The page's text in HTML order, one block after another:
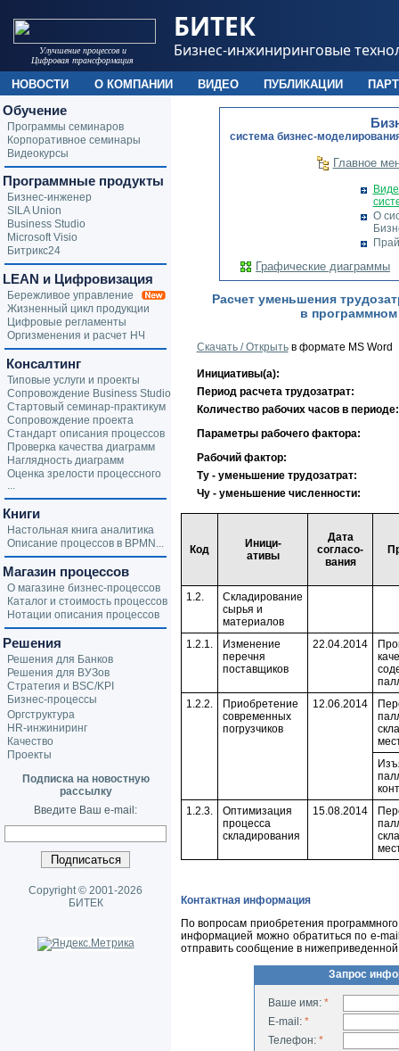
cистема бизнес-
Главное
О
Графические диаграммы
Расчет уменьшения
в
Скачать / Открытьв формате MS Word
Инициативы(а):
Период расчета трудозатрат:
Количество рабочих часов в периоде:
Параметры рабочего фактора:
Рабочий фактор:
Ту - уменьшение трудозатрат:
Чу - уменьшение численности:
Код
Иници-
ативы
Дата
согласо-
вания
1.2.
Складирование
сырья и
материалов
1.2.1.
Изменение
перечня
поставщиков
22.04.2014
1.2.2.
Приобретение
современных
погрузчиков
12.06.2014
1.2.3.
Оптимизация
процесса
складирования
15.08.2014
Контактная информация
По вопросам приобретения
информацией можно обратиться по e-
отправить сообщение в
Запрос
Ваше имя: *
E-mail: *
Телефон: *
Обучение
Программы семинаров
Корпоративное семинары
Видеокурсы
Программные продукты
Бизнес-инженер
SILA Union
Business Studio
Microsoft Visio
Битрикс24
LEAN и Цифровизация
Бережливое управление
Жизненный цикл продукции
Цифровые регламенты
Оргизменения и расчет НЧ
Консалтинг
Типовые услуги и проекты
Сопровождение Business Studio
Стартовый семинар-практикум
Сопровождение проекта
Стандарт описания процессов
Проверка качества диаграмм
Наглядность диаграмм
Оценка зрелости процессного
...
Книги
Настольная книга аналитика
Описание процессов в BPMN...
Магазин процессов
О магазине бизнес-процессов
Каталог и стоимость процессов
Нотации описания процессов
Решения
Решения для Банков
Решения для ВУЗов
Стратегия и BSC/KPI
Бизнес-процессы
Оргструктура
HR-инжиниринг
Качество
Проекты
Подписка на новостную
рассылку
Введите Ваш e-mail:
Copyright © 2001-2026
БИТЕК
Улучшение процессов и
Цифровая трансформация
БИТЕК
Бизнес-инжиниринговые
НОВОСТИ О КОМПАНИИ ВИДЕО ПУБЛИКАЦИИ